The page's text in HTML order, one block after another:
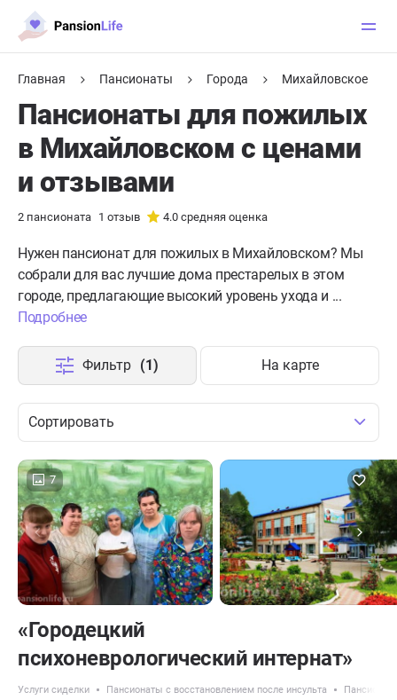
Главная Пансионаты Города Михайловское
Пансионаты для пожилых
в Михайловском с ценами
и отзывами
2 пансионата 1 отзыв 4.0 средняя оценка
Нужен пансионат для пожилых в Михайловском? Мы
собрали для вас лучшие дома престарелых в этом
городе, предлагающие высокий уровень ухода и ...
Подробнее
Сортировать
Фильтр (1) На карте
7
«Городецкий
психоневрологический интернат»
Услуги сиделки Пансионаты с восстановлением после инсульта